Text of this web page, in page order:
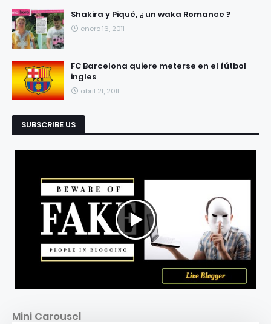
Shakira y Piqué, ¿ un waka Romance ?
enero 16, 2011
FC Barcelona quiere meterse en el fútbol
ingles
abril 21, 2011
SUBSCRIBE US
Mini Carousel